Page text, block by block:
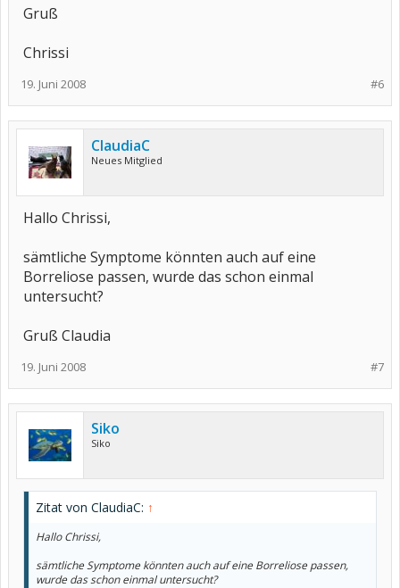
Gruß
Chrissi
#6
19. Juni 2008
ClaudiaC
Neues Mitglied
Hallo Chrissi,
sämtliche Symptome könnten auch auf eine
Borreliose passen, wurde das schon einmal
untersucht?
Gruß Claudia
#7
19. Juni 2008
Siko
Siko
Zitat von ClaudiaC: ↑
Hallo Chrissi,
sämtliche Symptome könnten auch auf eine Borreliose passen,
wurde das schon einmal untersucht?